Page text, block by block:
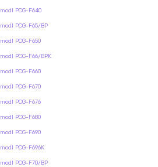
modl PCG-F640
modl PCG-F65/BP
modl PCG-F650
modl PCG-F66/BPK
modl PCG-F660
modl PCG-F670
modl PCG-F676
modl PCG-F680
modl PCG-F690
modl PCG-F696K
modl PCG-F70/BP